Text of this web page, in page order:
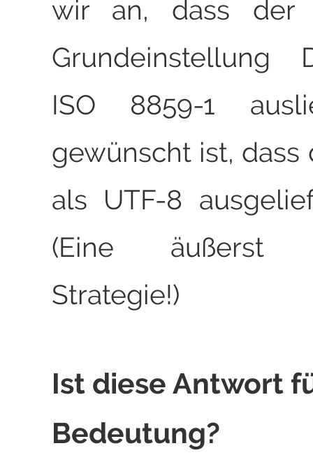
wir an, dass der
Grundeinstellung
ISO 8859-1
gewünscht ist, dass
als UTF-8
(Eine äußerst
Strategie!)
Ist diese Antwort
Bedeutung?